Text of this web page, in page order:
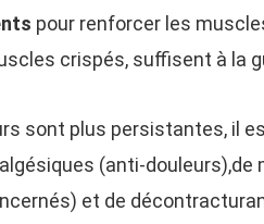
pour renforcer les
crispés, suffisent à la
sont plus persistantes, il
(anti-
et de